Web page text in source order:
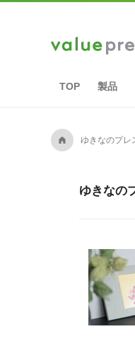
TOP 製品
A ゆきなのプレ
ゆきなの